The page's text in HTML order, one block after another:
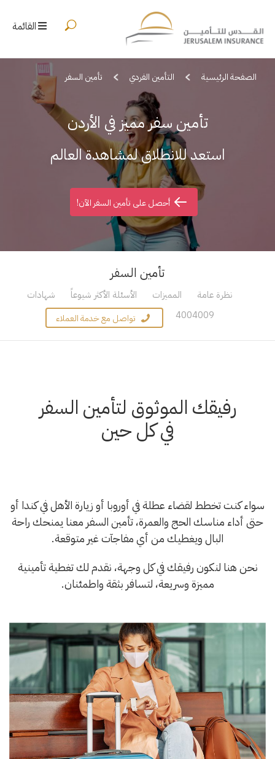
القائمة
الصفحة الرئيسية التأمين الفردي تأمين السفر
تأمين سفر مميز في الأردن
استعد للانطلاقلمشاهدة العالم
أحصل على تأمين السفر الآن!
تأمين السفر
نظرة عامة المميزات الأسئلة الأكثر شيوعاً
شهادات
4004009
تواصل مع خدمة العملاء
رفيقك الموثوق لتأمين السفر
في كل حين
سواء كنت تخطط لقضاء عطلة في أوروبا أو زيارة الأهل في كندا أو
حتى أداء مناسك الحج والعمرة، تأمين السفر معنا يمنحك راحة
البال ويغطيك من أي مفاجآت غير متوقعة.
نحن هنا لنكون رفيقك في كل وجهة، نقدم لك تغطية تأمينية
مميزة وسريعة، لتسافر بثقة واطمئنان.